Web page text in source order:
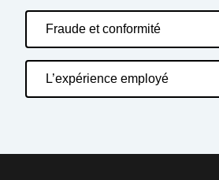
Fraude et conformité
L’expérience employé